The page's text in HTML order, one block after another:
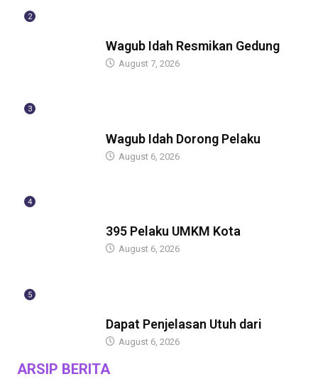
2
Wagub Idah Resmikan Gedung
August 7, 2026
3
Wagub Idah Dorong Pelaku
August 6, 2026
4
395 Pelaku UMKM Kota
August 6, 2026
5
Dapat Penjelasan Utuh dari
August 6, 2026
ARSIP BERITA